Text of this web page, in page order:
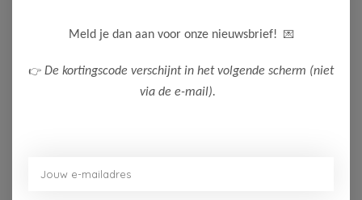
Maak een keuze:
128
Meld je dan aan voor onze nieuwsbrief! 💌
👉 De kortingscode verschijnt in het volgende scherm (niet
via de e-mail).